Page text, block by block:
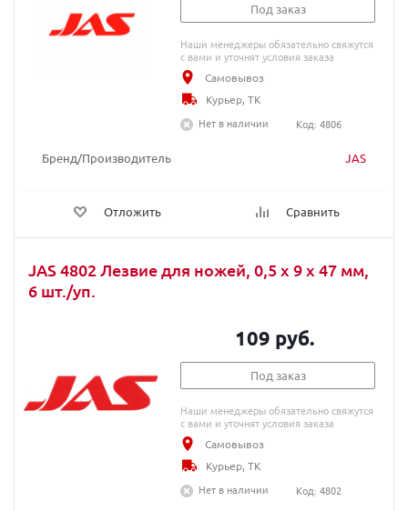
Бренд/Производитель JAS
Отложить Сравнить
Под заказ
Наши менеджеры обязательно свяжутся
с вами и уточнят условия заказа
Самовывоз
Курьер, ТК
Нет в наличии
Код: 4806
JAS 4802 Лезвие для ножей, 0,5 х 9 х 47 мм,
6 шт./уп.
109 руб.
Под заказ
Наши менеджеры обязательно свяжутся
с вами и уточнят условия заказа
Самовывоз
Курьер, ТК
Нет в наличии
Код: 4802